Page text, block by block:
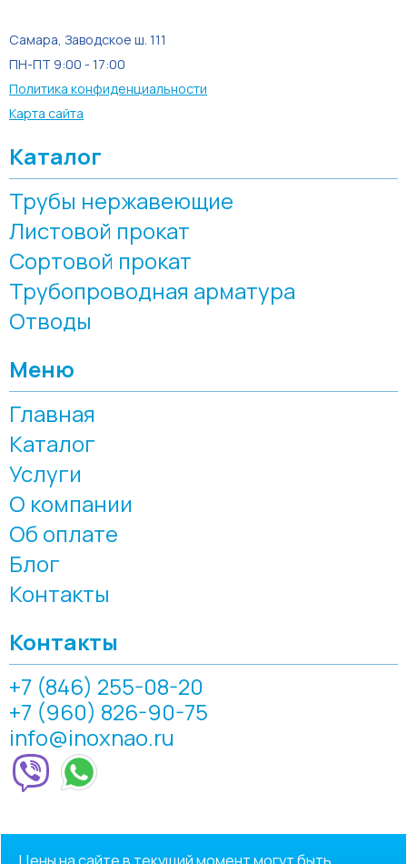
Самара, Заводское ш. 111
ПН-ПТ 9:00 - 17:00
Политика конфиденциальности
Карта сайта
Каталог
Трубы нержавеющие
Листовой прокат
Сортовой прокат
Трубопроводная арматура
Отводы
Меню
Главная
Каталог
Услуги
О компании
Об оплате
Блог
Контакты
Контакты
+7 (846) 255-08-20
+7 (960) 826-90-75
info@inoxnao.ru